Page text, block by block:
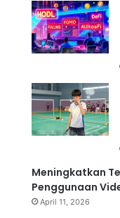
Meningkatkan
Penggunaan
April 11, 2026